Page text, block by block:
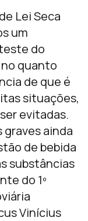
Lei Seca
um
do
quanto
de que é
situações,
evitadas.
ainda
de bebida
substâncias
do 1º
Vinícius